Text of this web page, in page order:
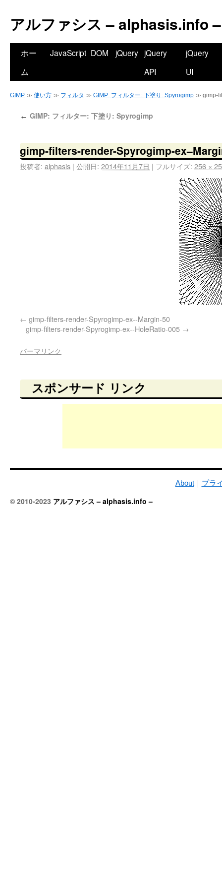
アルファシス – alphasis.info –
ホー
ム
JavaScript DOM jQuery jQuery
API
jQuery
UI
GIMP ≫ 使い方 ≫ フィルタ ≫ GIMP: フィルター: 下塗り: Spyrogimp ≫ gimp-
← GIMP: フィルター: 下塗り: Spyrogimp
gimp-filters-render-Spyrogimp-
投稿者: alphasis | 公開日: 2014年11月7日 | フルサイズ: 256 ×
gimp-filters-render-Spyrogimp-ex--Margin-50
gimp-filters-render-Spyrogimp-ex--HoleRatio-005
パーマリンク
スポンサード リンク
About｜ プラ
© 2010-2023 アルファシス – alphasis.info –